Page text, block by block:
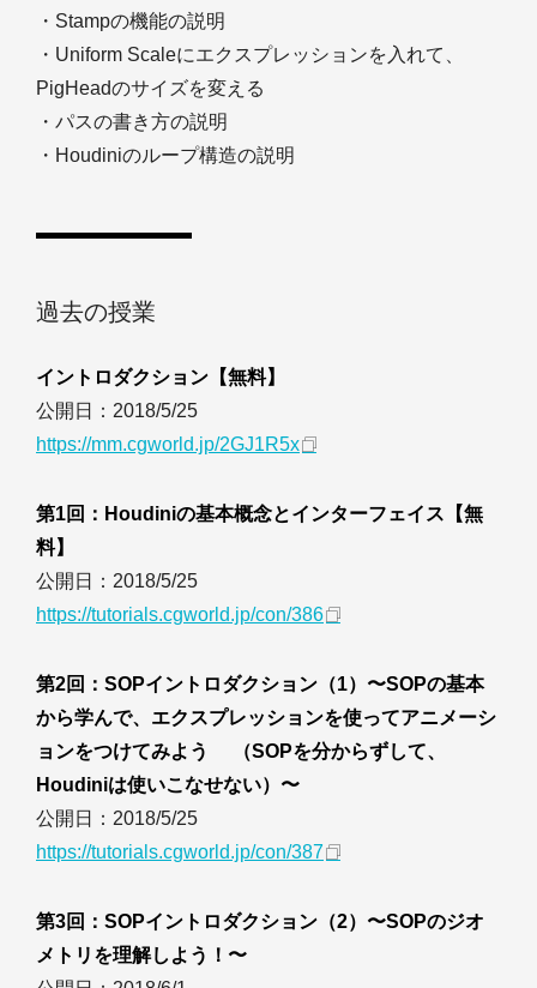
・Stampの機能の説明
・Uniform Scaleにエクスプレッションを入れて、
PigHeadのサイズを変える
・パスの書き方の説明
・Houdiniのループ構造の説明
過去の授業
イントロダクション【無料】
公開日：2018/5/25
https://mm.cgworld.jp/2GJ1R5x
第1回：Houdiniの基本概念とインターフェイス【無
料】
公開日：2018/5/25
https://tutorials.cgworld.jp/con/386
第2回：SOPイントロダクション（1）〜SOPの基本
から学んで、エクスプレッションを使ってアニメーシ
ョンをつけてみよう （SOPを分からずして、
Houdiniは使いこなせない）〜
公開日：2018/5/25
https://tutorials.cgworld.jp/con/387
第3回：SOPイントロダクション（2）〜SOPのジオ
メトリを理解しよう！〜